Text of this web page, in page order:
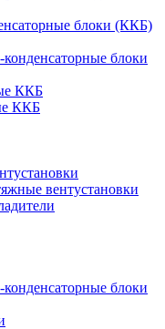
блоки (ККБ)
блоки
ККБ
ККБ
вентустановки
блоки